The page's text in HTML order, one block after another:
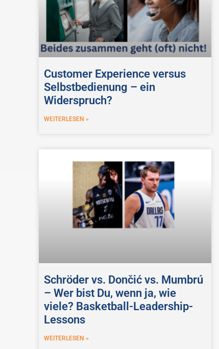
Customer Experience versus
Selbstbedienung – ein
Widerspruch?
WEITERLESEN »
Schröder vs. Dončić vs. Mumbrú
– Wer bist Du, wenn ja, wie
viele? Basketball-Leadership-
Lessons
WEITERLESEN »